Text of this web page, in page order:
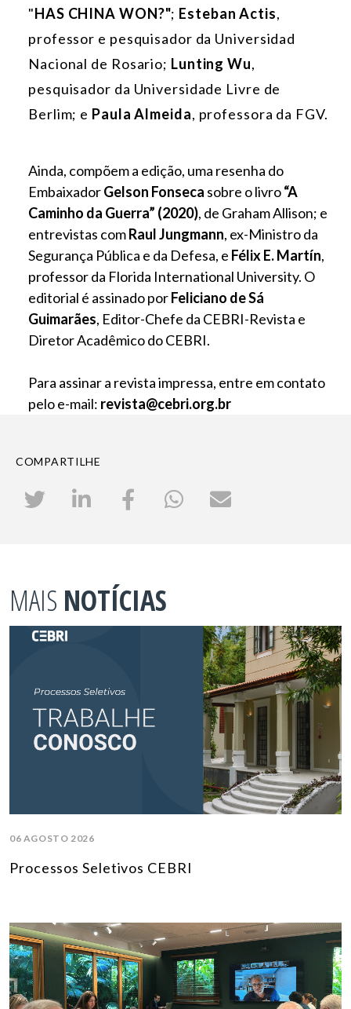
"HAS CHINA WON?"; Esteban Actis,
professor e pesquisador da Universidad
Nacional de Rosario; Lunting Wu,
pesquisador da Universidade Livre de
Berlim; e Paula Almeida, professora da FGV.
Ainda, compõem a edição, uma resenha do
EmbaixadorGelson Fonseca sobre o livro“A
Caminho da Guerra” (2020), de Graham Allison; e
entrevistas comRaul Jungmann, ex-Ministro da
Segurança Pública e da Defesa, e Félix E. Martín,
professor da Florida International University. O
editorial é assinado porFeliciano de Sá
Guimarães, Editor-Chefe da CEBRI-Revista e
Diretor Acadêmico do CEBRI.
Para assinar a revista impressa, entre em contato
pelo e-mail: revista@cebri.org.br
COMPARTILHE
MAIS NOTÍCIAS
06 AGOSTO 2026
Processos Seletivos CEBRI